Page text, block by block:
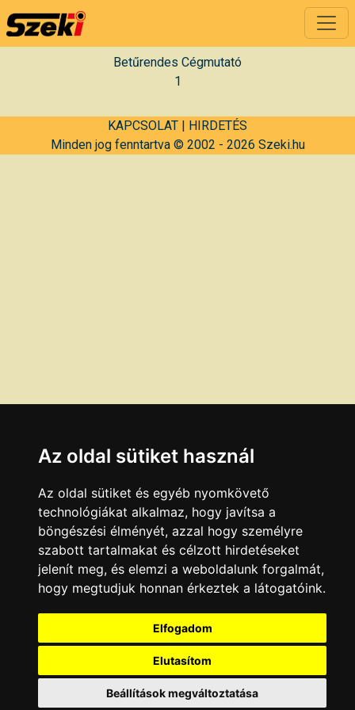
Betűrendes Cégmutató
1
KAPCSOLAT | HIRDETÉS
Minden jog fenntartva © 2002 - 2026 Szeki.hu
Az oldal sütiket használ
Az oldal sütiket és egyéb nyomkövető
technológiákat alkalmaz, hogy javítsa a
böngészési élményét, azzal hogy személyre
szabott tartalmakat és célzott hirdetéseket
jelenít meg, és elemzi a weboldalunk forgalmát,
hogy megtudjuk honnan érkeztek a látogatóink.
Elfogadom
Elutasítom
Beállítások megváltoztatása